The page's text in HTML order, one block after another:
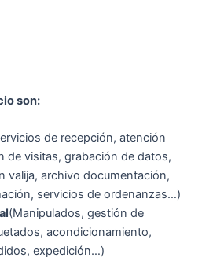
son:
de recepción, atención
de visitas, grabación de datos,
valija, archivo documentación,
servicios de ordenanzas…)
(Manipulados, gestión de
acondicionamiento,
expedición…)